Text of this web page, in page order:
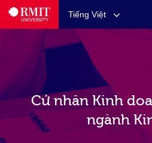
Tiếng Việt
Cử nhân Kinh
ngành